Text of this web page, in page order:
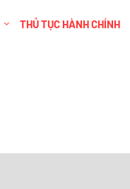
THỦ TỤC HÀNH CHÍNH